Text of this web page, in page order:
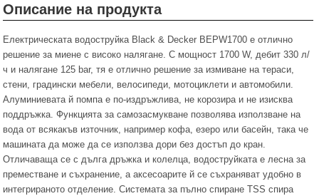
Описание на продукта
Електрическата водоструйка Black & Decker BEPW1700 е отлично
решение за миене с високо налягане. С мощност 1700 W, дебит 330 л/
ч и налягане 125 bar, тя е отлично решение за измиване на тераси,
стени, градински мебели, велосипеди, мотоциклети и автомобили.
Алуминиевата й помпа е по-издръжлива, не корозира и не изисква
поддръжка. Функцията за самозасмукване позволява използване на
вода от всякакъв източник, например кофа, езеро или басейн, така че
машината да може да се използва дори без достъп до кран.
Отличаваща се с дълга дръжка и колелца, водоструйката е лесна за
преместване и съхранение, а аксесоарите й се съхраняват удобно в
интегрираното отделение. Системата за пълно спиране TSS спира